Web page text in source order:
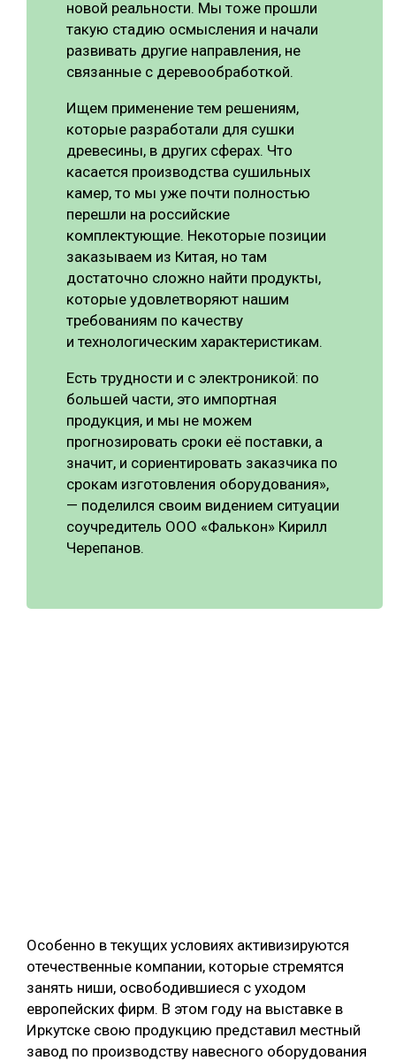
новой реальности. Мы тоже прошли
такую стадию осмысления и начали
развивать другие направления, не
связанные с деревообработкой.
Ищем применение тем решениям,
которые разработали для сушки
древесины, в других сферах. Что
касается производства сушильных
камер, то мы уже почти полностью
перешли на российские
комплектующие. Некоторые позиции
заказываем из Китая, но там
достаточно сложно найти продукты,
которые удовлетворяют нашим
требованиям по качеству
и технологическим характеристикам.
Есть трудности и с электроникой: по
большей части, это импортная
продукция, и мы не можем
прогнозировать сроки её поставки, а
значит, и сориентировать заказчика по
срокам изготовления оборудования»,
— поделился своим видением ситуации
соучредитель ООО «Фалькон» Кирилл
Черепанов.
Особенно в текущих условиях активизируются
отечественные компании, которые стремятся
занять ниши, освободившиеся с уходом
европейских фирм. В этом году на выставке в
Иркутске свою продукцию представил местный
завод по производству навесного оборудования